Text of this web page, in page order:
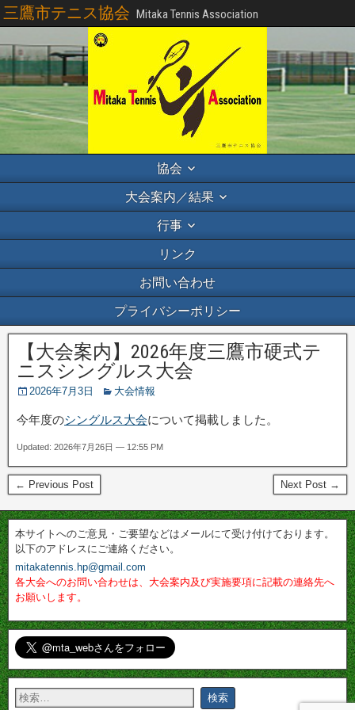
三鷹市テニス協会 Mitaka Tennis Association
協会
大会案内／結果
行事
リンク
お問い合わせ
プライバシーポリシー
【大会案内】2026年度三鷹市硬式テ
ニスシングルス大会
2026年7月3日 大会情報
今年度のシングルス大会について掲載しました。
Updated: 2026年7月26日 — 12:55 PM
← Previous Post Next Post →
本サイトへのご意見・ご要望などはメールにて受け付けております。
以下のアドレスにご連絡ください。
mitakatennis.hp@gmail.com
各大会へのお問い合わせは、大会案内及び実施要項に記載の連絡先へ
お願いします。